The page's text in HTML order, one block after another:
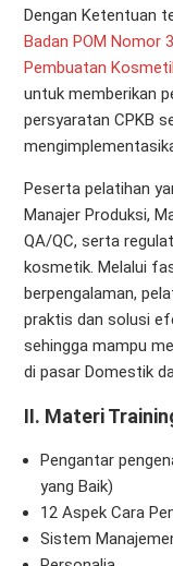
Dengan Ketentuan
Badan POM Nomor
Pembuatan
untuk memberikan
persyaratan CPKB
Peserta pelatihan
Manajer Produksi,
QA/QC, serta
kosmetik. Melalui
berpengalaman,
praktis dan solusi
sehingga mampu
di pasar Domestik
II. Materi
Pengantar
yang Baik)
12 Aspek Cara
Sistem